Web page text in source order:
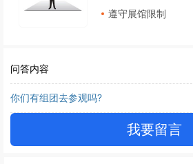
遵守展馆限制
问答内容
你们有组团去参观吗?
我要留言